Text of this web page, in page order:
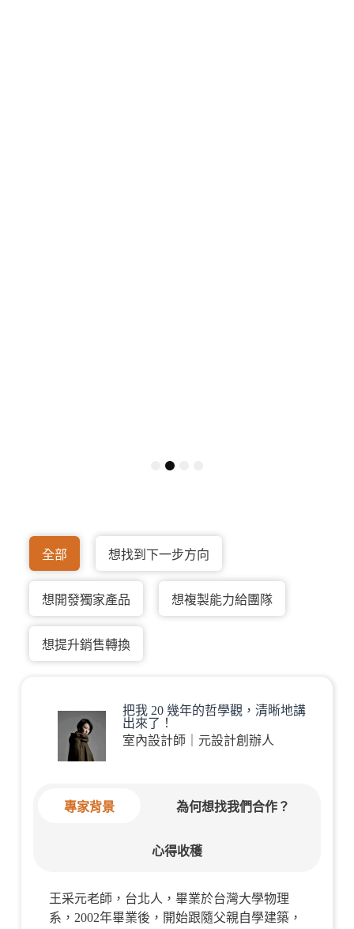
全部 想找到下一步方向
想開發獨家產品 想複製能力給團隊
想提升銷售轉換
把我 20 幾年的哲學觀，清晰地講
出來了！
室內設計師｜元設計創辦人
專家背景 為何想找我們合作？
心得收穫
王采元老師，台北人，畢業於台灣大學物理
系，2002年畢業後，開始跟隨父親自學建築，